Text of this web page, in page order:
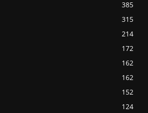
385
315
214
172
162
162
152
124